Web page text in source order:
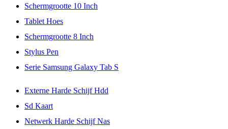
Schermgrootte 10 Inch
Tablet Hoes
Schermgrootte 8 Inch
Stylus Pen
Serie Samsung Galaxy Tab S
Externe Harde Schijf Hdd
Sd Kaart
Netwerk Harde Schijf Nas